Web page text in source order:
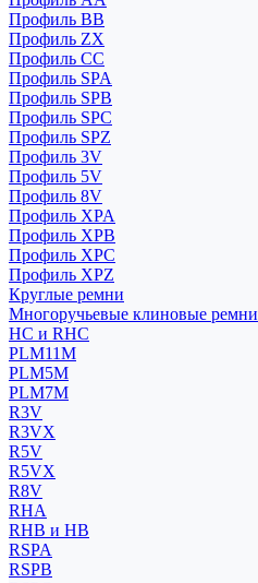
Профиль BB
Профиль ZX
Профиль CC
Профиль SPA
Профиль SPB
Профиль SPC
Профиль SPZ
Профиль 3V
Профиль 5V
Профиль 8V
Профиль XPA
Профиль XPB
Профиль XPC
Профиль XPZ
Круглые ремни
Многоручьевые клиновые ремни
HC и RHC
PLM11M
PLM5M
PLM7M
R3V
R3VX
R5V
R5VX
R8V
RHA
RHB и HB
RSPA
RSPB